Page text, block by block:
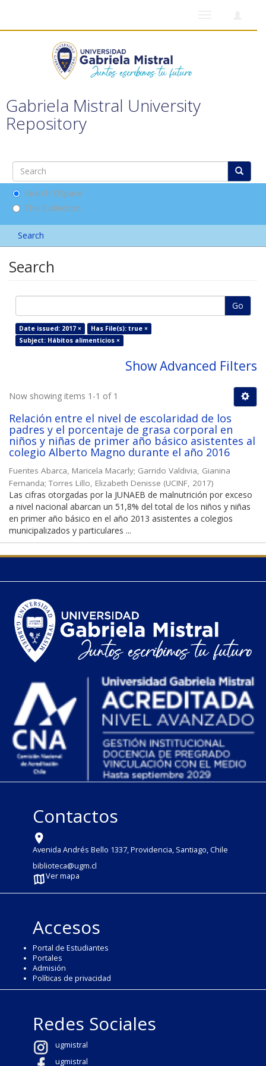
Gabriela Mistral University
Repository
Search DSpace
This Collection
Search
Search
Go
Date issued: 2017 ×
Has File(s): true ×
Subject: Hábitos alimenticios ×
Show Advanced Filters
Now showing items 1-1 of 1
Relación entre el nivel de escolaridad de los
padres y el porcentaje de grasa corporal en
niños y niñas de primer año básico asistentes al
colegio Alberto Magno durante el año 2016
Fuentes Abarca, Maricela Macarly; Garrido Valdivia, Gianina
Fernanda; Torres Lillo, Elizabeth Denisse (UCINF, 2017)
Las cifras otorgadas por la JUNAEB de malnutrición por exceso
a nivel nacional abarcan un 51,8% del total de los niños y niñas
en primer año básico en el año 2013 asistentes a colegios
municipalizados y particulares ...
Contactos
Avenida Andrés Bello 1337, Providencia, Santiago, Chile
biblioteca@ugm.cl
Ver mapa
Accesos
Portal de Estudiantes
Portales
Admisión
Políticas de privacidad
Redes Sociales
ugmistral
ugmistral